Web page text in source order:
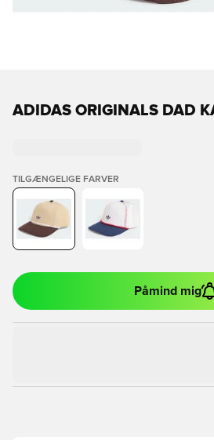
ADIDAS ORIGINALS DAD
TILGÆNGELIGE FARVER
Påmind mig